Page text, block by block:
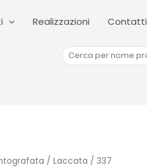
Realizzazioni Contatti
/ Laccata / 337